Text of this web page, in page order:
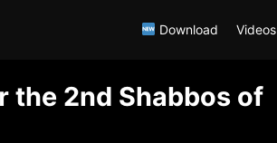
Download Videos
the 2nd Shabbos of